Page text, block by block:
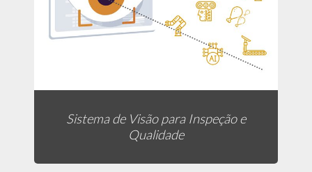
Sistema de Visão para Inspeção e
Qualidade